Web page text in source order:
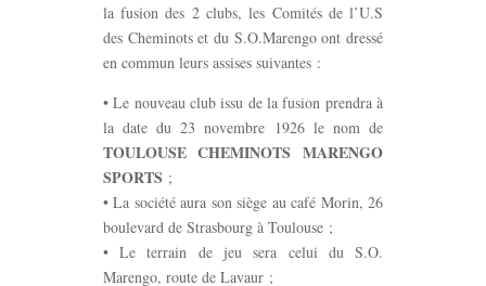
la fusion des 2 clubs, les Comités de l’U.S
des Cheminots et du S.O.Marengo ont dressé
en commun leurs assises suivantes :
• Le nouveau club issu de la fusion prendra à
la date du 23 novembre 1926 le nom de
TOULOUSE CHEMINOTS MARENGO
SPORTS ;
• La société aura son siège au café Morin, 26
boulevard de Strasbourg à Toulouse ;
• Le terrain de jeu sera celui du S.O.
Marengo, route de Lavaur ;